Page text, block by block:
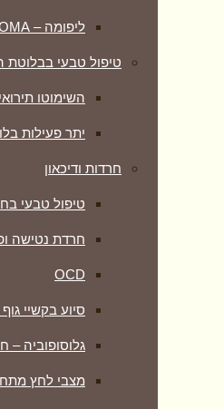
ליפומה – LIPOMA
טיפול טבעי בבלוטת
השימוטו
יתר פעילות
חרדות ודיכאון
טיפול טבעי
חרדת נטישה
OCD
סיוע בקשיי
גלוסופוביה –
מצבי לחץ מתח